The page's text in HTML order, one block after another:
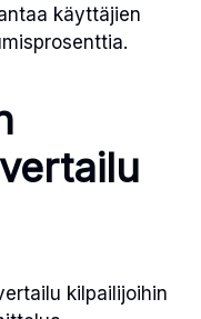
käyttäjien
kilpailijoihin